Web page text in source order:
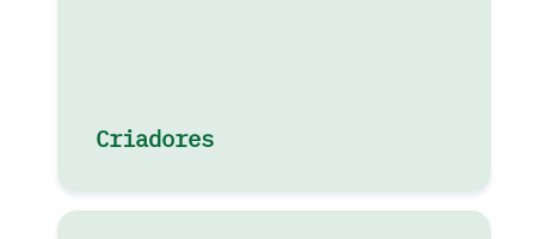
Criadores